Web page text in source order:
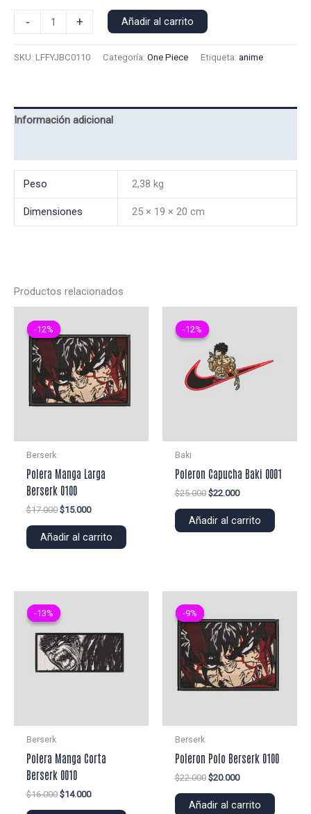
-
Capucha
cantidad
+ Añadir al carrito
SKU: LFFYJBC0110 Categoría: One Piece Etiqueta: anime
Información adicional
Peso 2,38 kg
Dimensiones 25 × 19 × 20 cm
Productos relacionados
-12%
-12%
Berserk
Polera Manga Larga
Berserk 0100
$17.000 El
original
$15.000El
actual
Añadir al carrito
-12%
-12%
Baki
Poleron Capucha Baki 0001
$25.000 El
original
$22.000El
actual
Añadir al carrito
-13%
-13%
Berserk
Polera Manga Corta
Berserk 0010
$16.000 El
$14.000El
-9%
-9%
Berserk
Poleron Polo Berserk 0100
$22.000 El
original
$20.000El
actual
Añadir al carrito